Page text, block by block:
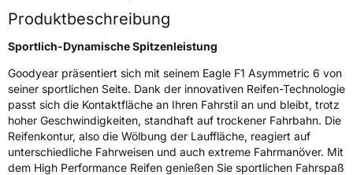
Rollgeräusch (dB) 69
FahrzeugklasseC1
3PMSF / Schneeflockensymbol / Alpine-SymbolNein
EPREL ID1412642
Allgemeine Produktsicherheit (GPSR)
Produktbeschreibung
Sportlich-Dynamische Spitzenleistung
Goodyear präsentiert sich mit seinem Eagle F1 Asymmetric 6 von
seiner sportlichen Seite. Dank der innovativen Reifen-Technologie
passt sich die Kontaktfläche an Ihren Fahrstil an und bleibt, trotz
hoher Geschwindigkeiten, standhaft auf trockener Fahrbahn. Die
Reifenkontur, also die Wölbung der Lauffläche, reagiert auf
unterschiedliche Fahrweisen und auch extreme Fahrmanöver. Mit
dem High Performance Reifen genießen Sie sportlichen Fahrspaß